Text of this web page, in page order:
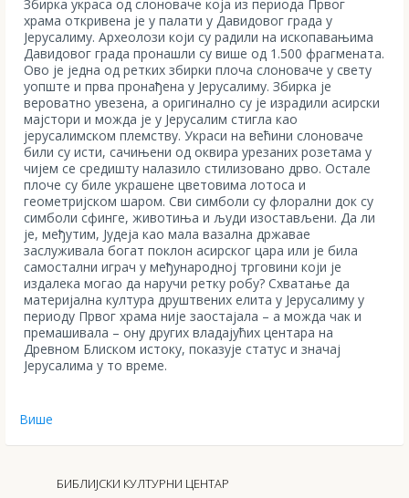
Збирка украса од слоноваче која из периода Првог
храма откривена је у палати у Давидовог града у
Јерусалиму. Археолози који су радили на ископавањима
Давидовог града пронашли су више од 1.500 фрагмената.
Ово је једна од ретких збирки плоча слоноваче у свету
уопште и прва пронађена у Јерусалиму. Збирка је
вероватно увезена, а оригинално су је израдили асирски
мајстори и можда је у Јерусалим стигла као
јерусалимском племству. Украси на већини слоноваче
били су исти, сачињени од оквира урезаних розетама у
чијем се средишту налазило стилизовано дрво. Остале
плоче су биле украшене цветовима лотоса и
геометријском шаром. Сви симболи су флорални док су
симболи сфинге, животиња и људи изостављени. Да ли
је, међутим, Јудеја као мала вазална државае
заслуживала богат поклон асирског цара или је била
самостални играч у међународној трговини који је
издалека могао да наручи ретку робу? Схватање да
материјална култура друштвених елита у Јерусалиму у
периоду Првог храма није заостајала – а можда чак и
премашивала – ону других владајућих центара на
Древном Блиском истоку, показује статус и значај
Јерусалима у то време.
Више
БИБЛИЈСКИ КУЛТУРНИ ЦЕНТАР